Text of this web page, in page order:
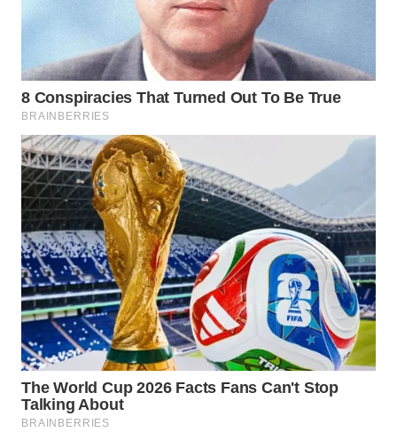
NATUNA
WN
BINTAN
WN
MANDALIKA
WN
LIKUPANG
WN
LABUANBAJO
WN
BORNEO
Wahana
Media
Group